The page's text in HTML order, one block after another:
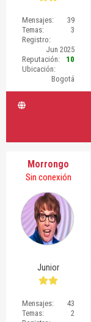
Mensajes:
39
Temas:
3
Registro:
Jun 2025
Reputación:
10
Ubicación:
Bogotá
Morrongo
Sin conexión
Junior
Mensajes:
43
Temas:
2